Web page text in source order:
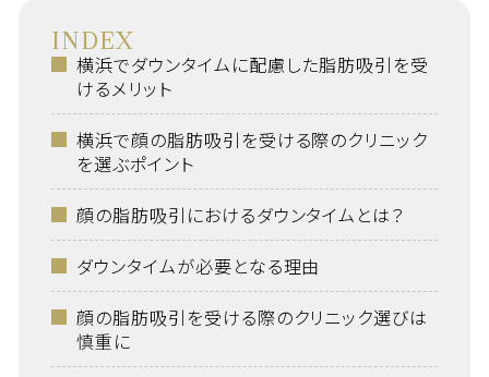
INDEX
横浜でダウンタイムに配慮した脂肪吸引を受
けるメリット
横浜で顔の脂肪吸引を受ける際のクリニック
を選ぶポイント
顔の脂肪吸引におけるダウンタイムとは？
ダウンタイムが必要となる理由
顔の脂肪吸引を受ける際のクリニック選びは
慎重に